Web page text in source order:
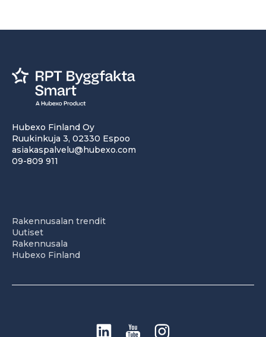
Hubexo Finland Oy
Ruukinkuja 3, 02330 Espoo
asiakaspalvelu@hubexo.com
09-809 911
Rakennusalan trendit
Uutiset
Rakennusala
Hubexo Finland